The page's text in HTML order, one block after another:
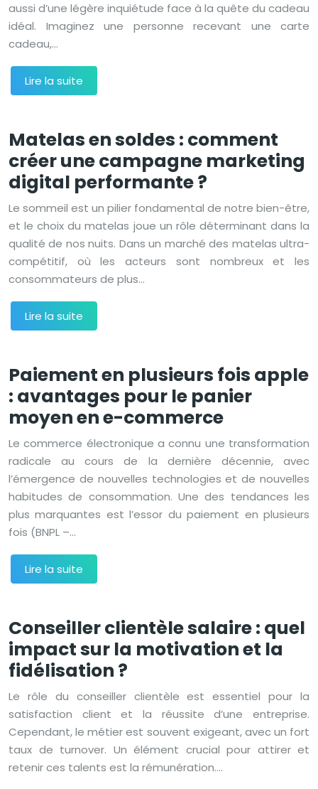
aussi d’une légère inquiétude face à la quête du cadeau
idéal. Imaginez une personne recevant une carte
cadeau,…
Lire la suite
Matelas en soldes : comment
créer une campagne marketing
digital performante ?
Le sommeil est un pilier fondamental de notre bien-être,
et le choix du matelas joue un rôle déterminant dans la
qualité de nos nuits. Dans un marché des matelas ultra-
compétitif, où les acteurs sont nombreux et les
consommateurs de plus…
Lire la suite
Paiement en plusieurs fois apple
: avantages pour le panier
moyen en e-commerce
Le commerce électronique a connu une transformation
radicale au cours de la dernière décennie, avec
l’émergence de nouvelles technologies et de nouvelles
habitudes de consommation. Une des tendances les
plus marquantes est l’essor du paiement en plusieurs
fois (BNPL –…
Lire la suite
Conseiller clientèle salaire : quel
impact sur la motivation et la
fidélisation ?
Le rôle du conseiller clientèle est essentiel pour la
satisfaction client et la réussite d’une entreprise.
Cependant, le métier est souvent exigeant, avec un fort
taux de turnover. Un élément crucial pour attirer et
retenir ces talents est la rémunération….